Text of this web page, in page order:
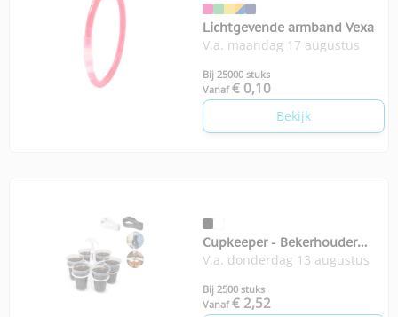
Lichtgevende armband Vexa
V.a. maandag 17 augustus
Bij 25000 stuks
Vanaf € 0,10
Bekijk
Cupkeeper - Bekerhouder
voor festivals
V.a. donderdag 13 augustus
Bij 2500 stuks
Vanaf € 2,52